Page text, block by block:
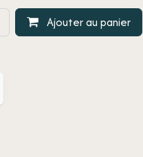
Ajouter au panier